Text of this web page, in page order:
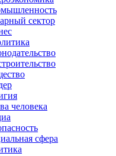
сектор
человека
сфера